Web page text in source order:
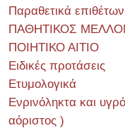
Παραθετικά επιθέτων
ΠΑΘΗΤΙΚΟΣ
ΠΟΙΗΤΙΚΟ ΑΙΤΙΟ
Ειδικές προτάσεις
Ετυμολογικά
Ενρινόληκτα και
αόριστος )